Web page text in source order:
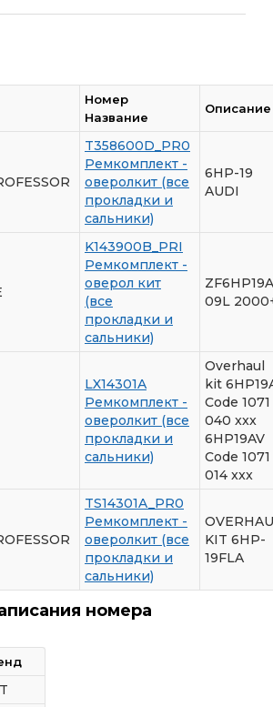
Номер
Название
Описание
T358600D_PR0
Ремкомплект -
оверолкит (все
прокладки и
сальники)
6HP-19
AUDI
K143900B_PRI
Ремкомплект -
оверол кит
(все
прокладки и
сальники)
ZF6HP19A
09L
LX14301A
Ремкомплект -
оверолкит (все
прокладки и
сальники)
Overhaul
kit
Code 1071
040 xxx
6HP19AV
Code 1071
014 xxx
TS14301A_PR0
Ремкомплект -
оверолкит (все
прокладки и
сальники)
KIT 6HP-
19FLA
номера